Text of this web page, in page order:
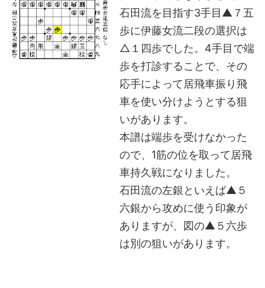
石田流を目指す3手目▲７五
歩に伊藤女流二段の選択は
△１四歩でした。4手目で端
歩を打診することで、その
応手によって居飛車振り飛
車を使い分けようとする狙
いがあります。
本譜は端歩を受けなかった
ので、1筋の位を取って居飛
車持久戦になりました。
石田流の左銀といえば▲５
六銀から攻めに使う印象が
ありますが、図の▲５六歩
は別の狙いがあります。